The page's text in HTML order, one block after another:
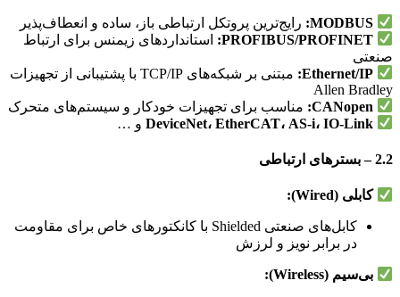
MODBUS: رایج‌ترین پروتکل ارتباطی باز، ساده و انعطاف‌پذیر
PROFIBUS/PROFINET:
استانداردهای زیمنس برای ارتباط
صنعتی
Ethernet/IP:
مبتنی بر شبکه‌های TCP/IP با پشتیبانی از تجهیزات
Allen Bradley
CANopen: مناسب برای تجهیزات خودکار و سیستم‌های متحرک
DeviceNet، EtherCAT، AS-i، IO-Link و …
2.2 – بسترهای ارتباطی
کابلی (Wired):
کابل‌های صنعتی Shielded با کانکتورهای خاص برای مقاومت
در برابر نویز و لرزش
بی‌سیم (Wireless):